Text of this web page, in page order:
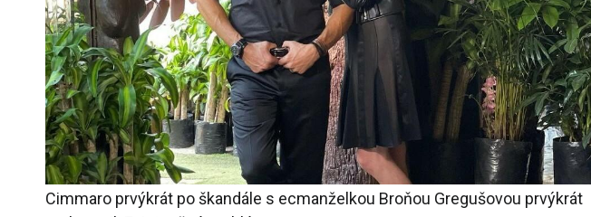
Cimmaro prvýkrát po škandále s ecmanželkou Broňou Gregušovou prvýkrát